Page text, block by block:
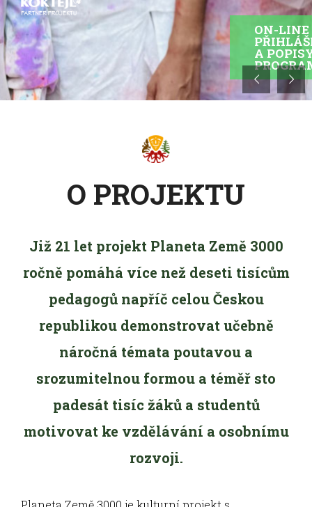
ON-LINE
A
O PROJEKTU
Již 21 let projekt Planeta Země 3000
ročně pomáhá více než deseti tisícům
pedagogů napříč celou Českou
republikou demonstrovat učebně
náročná témata poutavou a
srozumitelnou formou a téměř sto
padesát tisíc žáků a studentů
motivovat ke vzdělávání a osobnímu
rozvoji.